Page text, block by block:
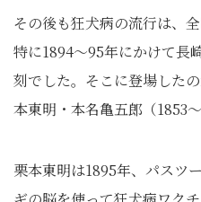
その後も狂犬病の流行は、
特に1894～95年にかけて長
刻でした。そこに登場した
本東明・本名亀五郎（1853
栗本東明は1895年、パスツ